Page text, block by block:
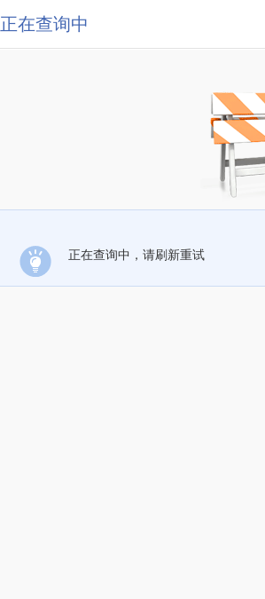
正在查询中
正在查询中，请刷新重试